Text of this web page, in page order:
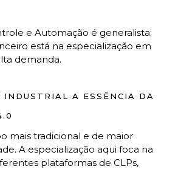
e Automação é generalista;
está na especialização em
demanda.
INDUSTRIAL A ESSÊNCIA DA
mais tradicional e de maior
A especialização aqui foca na
plataformas de CLPs,